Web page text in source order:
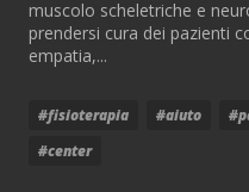
muscolo scheletriche e
prendersi cura dei pazienti
empatia,...
#fisioterapia #aiuto
#center